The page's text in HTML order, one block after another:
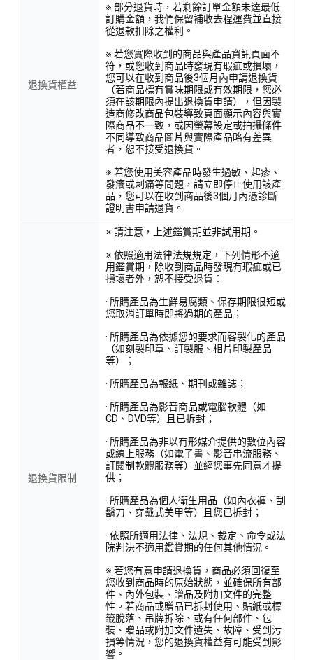
退換貨權益
※ 部分退貨時，若剩餘訂單金額未達最低
訂購金額，我們保留補收去程運費並直接
從退款扣除之權利。
※ 若您實際收到的商品與產品資訊頁面不
符，或您收到商品時發現有瑕疵或損壞，
您可以在收到商品後3個月內申請退換貨
（若商品標有賞味期限或有效期限，您必
須在該期限內提出退換貨申請），但因製
造商修改商品包裝導致頁面顯示內容與實
際商品不一致，或因螢幕設定或拍攝條件
不同導致商品圖片與實際產品略有差異
者，恕不接受退換貨。
※ 若您使用美容產品時發生過敏、起疹、
發癢或刺痛等問題，請立即停止使用該產
品，您可以在收到商品後3個月內憑診斷
證明書申請退貨。
退換貨限制
※ 請注意，上述鑑賞期並非試用期。
※ 依照適用法律法規規定，下列情形不適
用鑑賞期，除收到商品時發現有瑕疵或已
損壞者外，恕不接受退貨：
· 所購產品為生鮮易腐類、保存期限很短或
您取消訂單時即將過期的產品；
· 所購產品為依據您的要求而客製化的產品
（如刻製印章、訂製服、相片印製產品
等）；
· 所購產品為報紙、期刊或雜誌；
· 所購產品為影音商品或電腦軟體（如
CD、DVD等）且已拆封；
· 所購產品為非以有形媒介提供的數位內容
或線上服務（如電子書、影音串流服務、
訂閱制軟體服務等）並經您事先同意才提
供；
· 所購產品為個人衛生用品（如內衣褲、刮
鬍刀、穿戴式美甲等）且您已拆封；
· 依照所適用法律、法規、裁定、命令或法
院判決不適用鑑賞期的任何其他情況。
※ 若您有意申請退換貨，商品必須回復至
您收到商品時的原始狀態，並確保所有部
件、內外包裝、贈品及附加文件的完整
性。若商品或贈品已拆封使用、貼紙或標
籤脫落、吊牌拆除、或有任何部件、包
裝、贈品或附加文件遺失、故障、受到污
損等情況，您的退換貨權益有可能受到影
響。